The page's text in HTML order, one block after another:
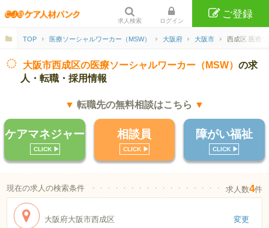
求人検索 ログイン
ご登録
TOP 医療ソーシャルワーカー（MSW） 大阪府 大阪市 西成区 医療
大阪市西成区の医療ソーシャルワーカー（MSW）の求
人・転職・採用情報
▼ 転職先の無料相談はこちら ▼
ケアマネジャー
CLICK ▶︎
相談員
CLICK ▶︎
障がい福祉
CLICK ▶︎
現在の求人の検索条件 ・・・・・・・・・・・・・・・・・・・・・・
求人数4件
大阪府大阪市西成区 変更